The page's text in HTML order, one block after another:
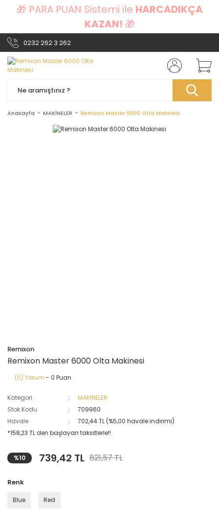
🎁 PARA PUAN Sistemi ile HARCADIKÇA
KAZAN! 🎁
0232 262 3 262
Anasayfa MAKİNELER Remixon Master 6000 Olta Makinesi
Remixon
Remixon Master 6000 Olta Makinesi
(0) Yorum - 0 Puan
Kategori
MAKİNELER
Stok Kodu
709960
Havale
702,44 TL (%5,00 havale indirimi)
*158,23 TL den başlayan taksitlerle!!
%10 739,42 TL 821,57 TL
Renk
Blue Red